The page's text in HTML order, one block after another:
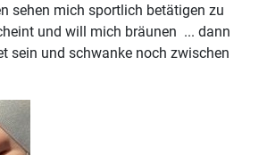
sehen mich sportlich betätigen zu
und will mich bräunen ... dann
sein und schwanke noch zwischen